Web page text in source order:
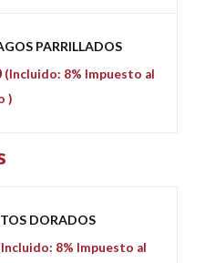
PARRILLADOS
(Incluido: 8% Impuesto al
)
DORADOS
8% Impuesto al